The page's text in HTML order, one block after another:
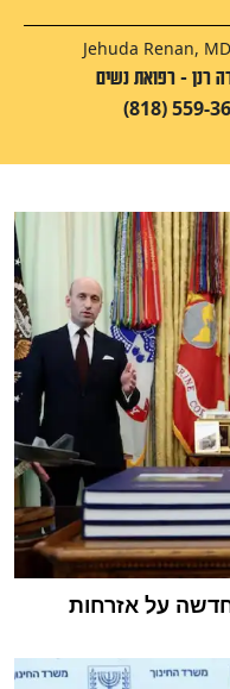
Jehuda Renan,
רנן - רפואת נשים
(818) 559-
על אזרחות